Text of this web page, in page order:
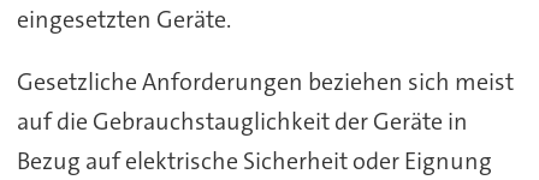
eingesetzten Geräte.
Gesetzliche Anforderungen beziehen sich meist
auf die Gebrauchstauglichkeit der Geräte in
Bezug auf elektrische Sicherheit oder Eignung